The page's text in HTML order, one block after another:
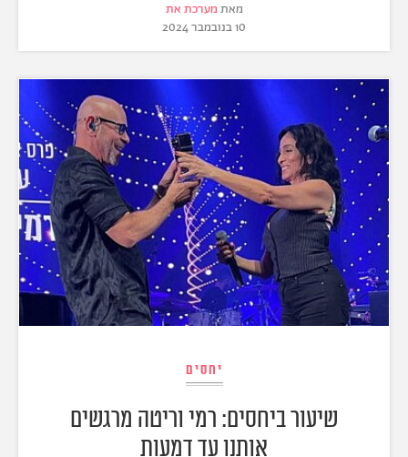
מאת מערכת את
10 בנובמבר 2024
יחסים
שיעור ביחסים: רמי וריטה מרגשים
אותנו עד דמעות